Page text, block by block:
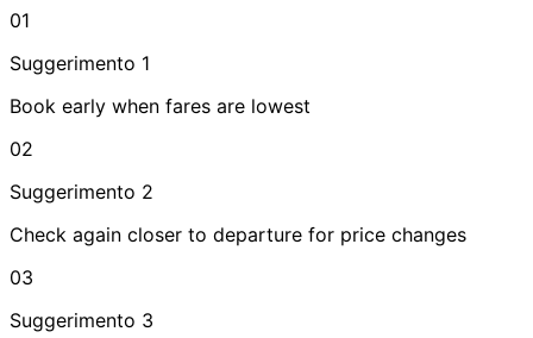
01
Suggerimento 1
Book early when fares are lowest
02
Suggerimento 2
Check again closer to departure for price changes
03
Suggerimento 3